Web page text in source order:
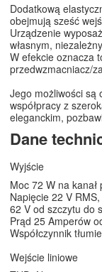
Dodatkową
obejmują sześć
Urządzenie
własnym,
W efekcie oznacza
przedwzmacniacz/
Jego możliwości są
współpracy z
eleganckim,
Dane
Wyjście
Moc 72 W na
Napięcie 22 V
62 V od szczytu do
Prąd 25 Amperów
Współczynnik
Wejście liniowe